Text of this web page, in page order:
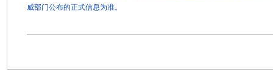
威部门公布的正式信息为准。